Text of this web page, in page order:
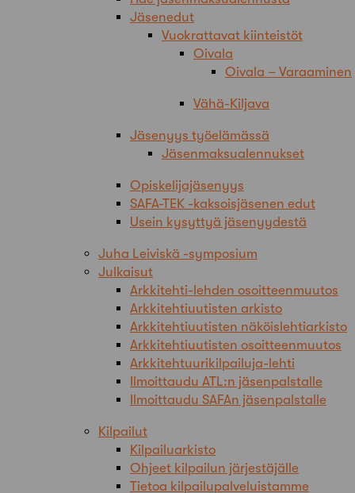
Jäsenedut
Vuokrattavat kiinteistöt
Oivala
Oivala – Varaaminen
Vähä-Kiljava
Jäsenyys työelämässä
Jäsenmaksualennukset
Opiskelijajäsenyys
SAFA-TEK -kaksoisjäsenen edut
Usein kysyttyä jäsenyydestä
Juha Leiviskä -symposium
Julkaisut
Arkkitehti-lehden osoitteenmuutos
Arkkitehtiuutisten arkisto
Arkkitehtiuutisten näköislehtiarkisto
Arkkitehtiuutisten osoitteenmuutos
Arkkitehtuurikilpailuja-lehti
Ilmoittaudu ATL:n jäsenpalstalle
Ilmoittaudu SAFAn jäsenpalstalle
Kilpailut
Kilpailuarkisto
Ohjeet kilpailun järjestäjälle
Tietoa kilpailupalveluistamme